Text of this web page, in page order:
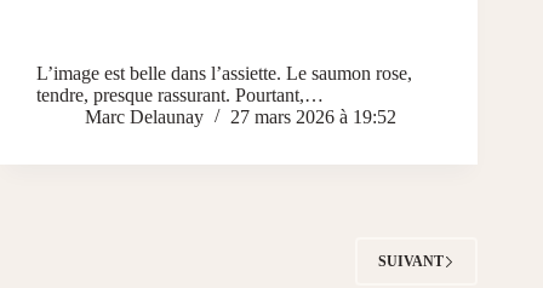
L’image est belle dans l’assiette. Le saumon rose,
tendre, presque rassurant. Pourtant,…
Marc Delaunay
27 mars 2026 à 19:52
SUIVANT